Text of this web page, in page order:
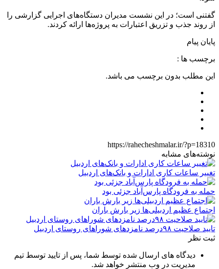
گفتنی است؛ در این نشست مدیران دستگاه‌های اجرایی گزارشی را
از روند جذب و تزریق اعتبارات به پروژه‌ها ارائه کردند.
پایان پیام
برچسب ها :
این مطلب بدون برچسب می باشد.
https://rahecheshmalar.ir/?p=18310
نوشته‌های مشابه
تغییر ساعات کاری ادارات و بانک‌های اردبیل
حمله به فرودگاه پارس‌‌آباد جزئی بود
اجتماع عظیم اردبیلی‌ها زیر بارش باران
تایید صلاحیت ۹۸درصد نامزدهای شوراهای روستای اردبیل
ثبت نظر
دیدگاه های ارسال شده توسط شما، پس از تایید توسط تیم
مدیریت در وب منتشر خواهد شد.